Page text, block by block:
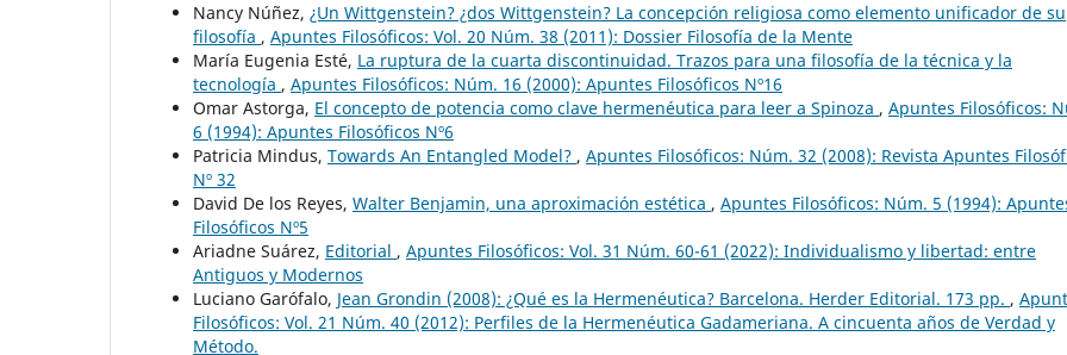
Nancy Núñez, ¿Un Wittgenstein? ¿dos Wittgenstein? La concepción religiosa como elemento unificador de su
filosofía , Apuntes Filosóficos: Vol. 20 Núm. 38 (2011): Dossier Filosofía de la Mente
María Eugenia Esté, La ruptura de la cuarta discontinuidad. Trazos para una filosofía de la técnica y la
tecnología , Apuntes Filosóficos: Núm. 16 (2000): Apuntes Filosóficos Nº16
Omar Astorga, El concepto de potencia como clave hermenéutica para leer a Spinoza , Apuntes Filosóficos:
6 (1994): Apuntes Filosóficos Nº6
Patricia Mindus, Towards An Entangled Model? , Apuntes Filosóficos: Núm. 32 (2008): Revista Apuntes
Nº 32
David De los Reyes, Walter Benjamin, una aproximación estética , Apuntes Filosóficos: Núm. 5 (1994):
Filosóficos Nº5
Ariadne Suárez, Editorial , Apuntes Filosóficos: Vol. 31 Núm. 60-61 (2022): Individualismo y libertad: entre
Antiguos y Modernos
Luciano Garófalo, Jean Grondin (2008): ¿Qué es la Hermenéutica? Barcelona. Herder Editorial. 173 pp. ,
Filosóficos: Vol. 21 Núm. 40 (2012): Perfiles de la Hermenéutica Gadameriana. A cincuenta años de Verdad y
Método.